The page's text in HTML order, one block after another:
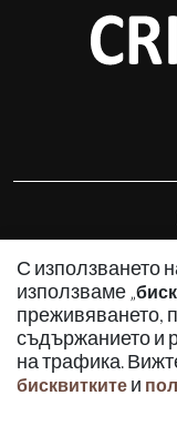
С използването
използваме „
преживяването,
съдържанието и
на трафика.
бисквитките и
Използването
съдържание на